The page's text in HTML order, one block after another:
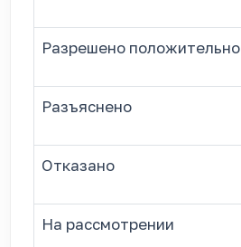
Разрешено положительно
Разъяснено
Отказано
На рассмотрении